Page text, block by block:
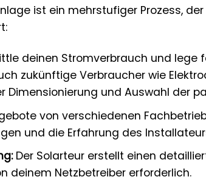
ist ein mehrstufiger Prozess,
deinen Stromverbrauch und lege
zukünftige Verbraucher wie
Dimensionierung und Auswahl der
von verschiedenen
und die Erfahrung des
Der Solarteur erstellt einen
deinem Netzbetreiber erforderlich.